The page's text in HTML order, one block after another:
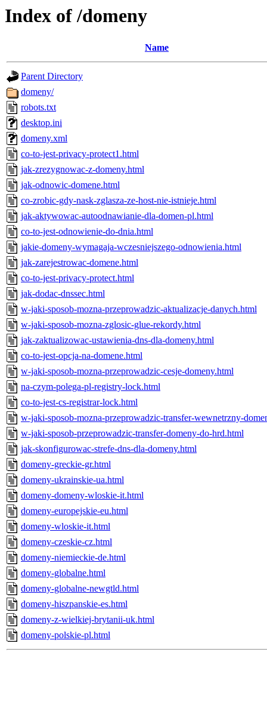
Index of /domeny
Name
Parent Directory
domeny/
robots.txt
desktop.ini
domeny.xml
co-to-jest-privacy-protect1.html
jak-zrezygnowac-z-domeny.html
jak-odnowic-domene.html
co-zrobic-gdy-nask-zglasza-ze-host-nie-istnieje.html
jak-aktywowac-autoodnawianie-dla-domen-pl.html
co-to-jest-odnowienie-do-dnia.html
jakie-domeny-wymagaja-wczesniejszego-odnowienia.html
jak-zarejestrowac-domene.html
co-to-jest-privacy-protect.html
jak-dodac-dnssec.html
w-jaki-sposob-mozna-przeprowadzic-aktualizacje-danych.html
w-jaki-sposob-mozna-zglosic-glue-rekordy.html
jak-zaktualizowac-ustawienia-dns-dla-domeny.html
co-to-jest-opcja-na-domene.html
w-jaki-sposob-mozna-przeprowadzic-cesje-domeny.html
na-czym-polega-pl-registry-lock.html
co-to-jest-cs-registrar-lock.html
w-jaki-sposob-mozna-przeprowadzic-transfer-wewnetrzny-
w-jaki-sposob-przeprowadzic-transfer-domeny-do-hrd.html
jak-skonfigurowac-strefe-dns-dla-domeny.html
domeny-greckie-gr.html
domeny-ukrainskie-ua.html
domeny-domeny-wloskie-it.html
domeny-europejskie-eu.html
domeny-wloskie-it.html
domeny-czeskie-cz.html
domeny-niemieckie-de.html
domeny-globalne.html
domeny-globalne-newgtld.html
domeny-hiszpanskie-es.html
domeny-z-wielkiej-brytanii-uk.html
domeny-polskie-pl.html